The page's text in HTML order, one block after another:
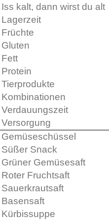
Iss kalt, dann wirst du alt
Lagerzeit
Früchte
Gluten
Fett
Protein
Tierprodukte
Kombinationen
Verdauungszeit
Versorgung
Gemüseschüssel
Süßer Snack
Grüner Gemüsesaft
Roter Fruchtsaft
Sauerkrautsaft
Basensaft
Kürbissuppe